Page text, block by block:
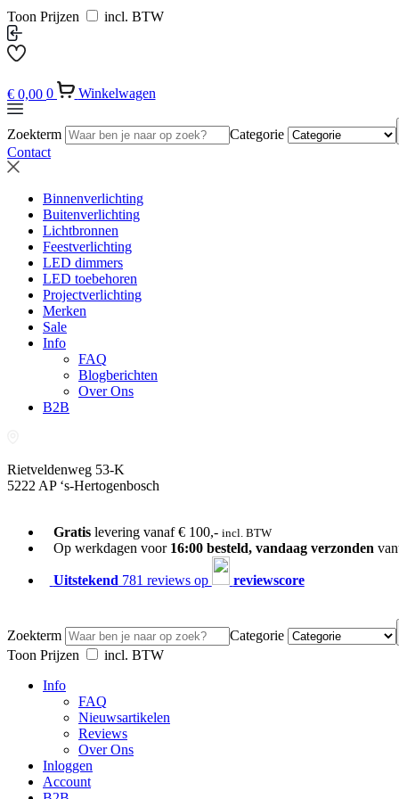
Toon Prijzen incl. BTW
€ 0,00 0 Winkelwagen
Zoekterm
Categorie
Contact
Binnenverlichting
Buitenverlichting
Lichtbronnen
Feestverlichting
LED dimmers
LED toebehoren
Projectverlichting
Merken
Sale
Info
FAQ
Blogberichten
Over Ons
B2B
Rietveldenweg 53-K
5222 AP ‘s-Hertogenbosch
Gratislevering vanaf € 100,- incl. BTW
Op werkdagen voor 16:00 besteld, vandaag verzonden
Uitstekend 781 reviews op reviewscore
Zoekterm
Categorie
Toon Prijzen
incl. BTW
Info
FAQ
Nieuwsartikelen
Reviews
Over Ons
Inloggen
Account